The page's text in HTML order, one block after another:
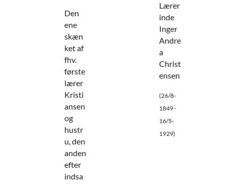
Den
ene
skæn
ket af
fhv.
første
lærer
Kristi
ansen
og
hustr
u, den
anden
efter
indsa
Lærer
inde
Inger
Andre
a
Christ
ensen
(26/8-
1849 -
16/5-
1929)